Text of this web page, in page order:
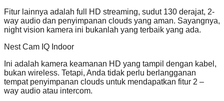
Fitur lainnya adalah full HD streaming, sudut 130 derajat, 2-
way audio dan penyimpanan clouds yang aman. Sayangnya,
night vision kamera ini bukanlah yang terbaik yang ada.
Nest Cam IQ Indoor
Ini adalah kamera keamanan HD yang tampil dengan kabel,
bukan wireless. Tetapi, Anda tidak perlu berlangganan
tempat penyimpanan clouds untuk mendapatkan fitur 2 –
way audio atau intercom.